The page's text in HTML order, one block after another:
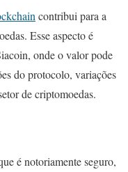
contribui para a
Esse aspecto é
onde o valor pode
do protocolo, variações
de criptomoedas.
é notoriamente seguro,